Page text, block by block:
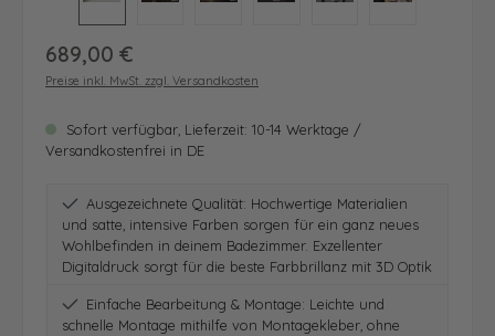
Regulärer Preis:
689,00 €
Preise inkl. MwSt. zzgl. Versandkosten
Sofort verfügbar, Lieferzeit: 10-14 Werktage /
Versandkostenfrei in DE
Ausgezeichnete Qualität: Hochwertige Materialien
und satte, intensive Farben sorgen für ein ganz neues
Wohlbefinden in deinem Badezimmer. Exzellenter
Digitaldruck sorgt für die beste Farbbrillanz mit 3D Optik
Einfache Bearbeitung & Montage: Leichte und
schnelle Montage mithilfe von Montagekleber, ohne